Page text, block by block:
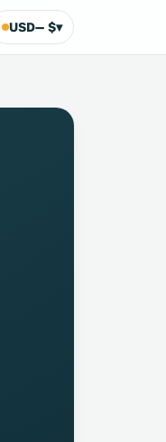
USD— $▾